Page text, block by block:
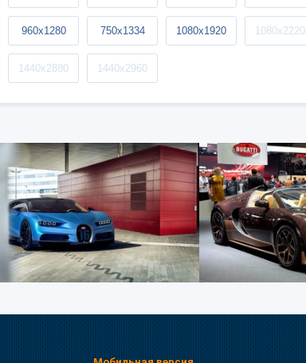
960x1280 750x1334 1080x1920 1080x2220
1440x2880 1440x2960